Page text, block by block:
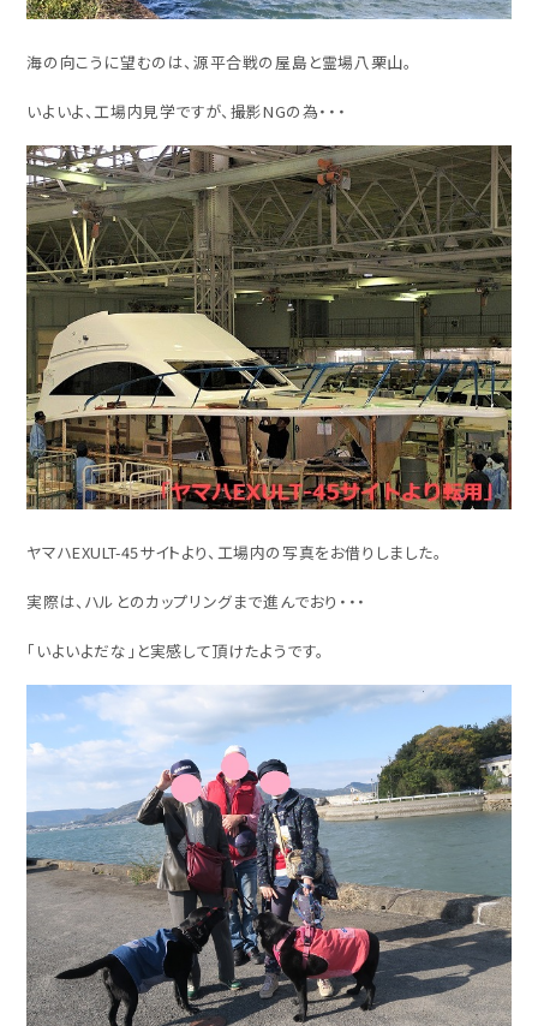
海の向こうに望むのは、源平合戦の屋島と霊場八栗山。
いよいよ、工場内見学ですが、撮影NGの為・・・
ヤマハEXULT-45サイトより、工場内の写真をお借りしました。
実際は、ハルとのカップリングまで進んでおり・・・
「いよいよだな」と実感して頂けたようです。